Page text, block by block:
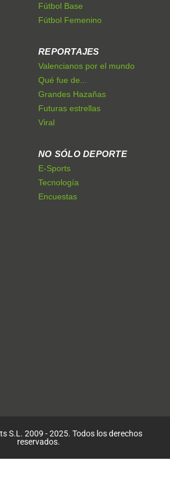
Fútbol Base
Fútbol Femenino
REPORTAJES
Valencianos por el mundo
Qué fue de...
Grandes Hazañas
Futuras estrellas
Viral
NO SÓLO DEPORTE
E-Sports
Tecnología
Encuestas
S.L. 2009 - 2025. Todos los derechos
reservados.